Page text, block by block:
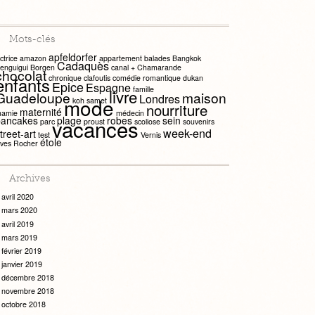
Mots-clés
amazon apfeldorfer appartement balades Bangkok
Borgen Cadaquès canal + Chamarande
chronique clafoutis comédie romantique dukan
EpiceEspagne famille
koh samet livreLondresmaison
maternité mode médecin nourriture
parc plage proust robes scoliose sein souvenirs
art test vacances Vernis week-end
Rocher étole
Archives
avril 2020
mars 2020
avril 2019
mars 2019
février 2019
janvier 2019
décembre 2018
novembre 2018
octobre 2018